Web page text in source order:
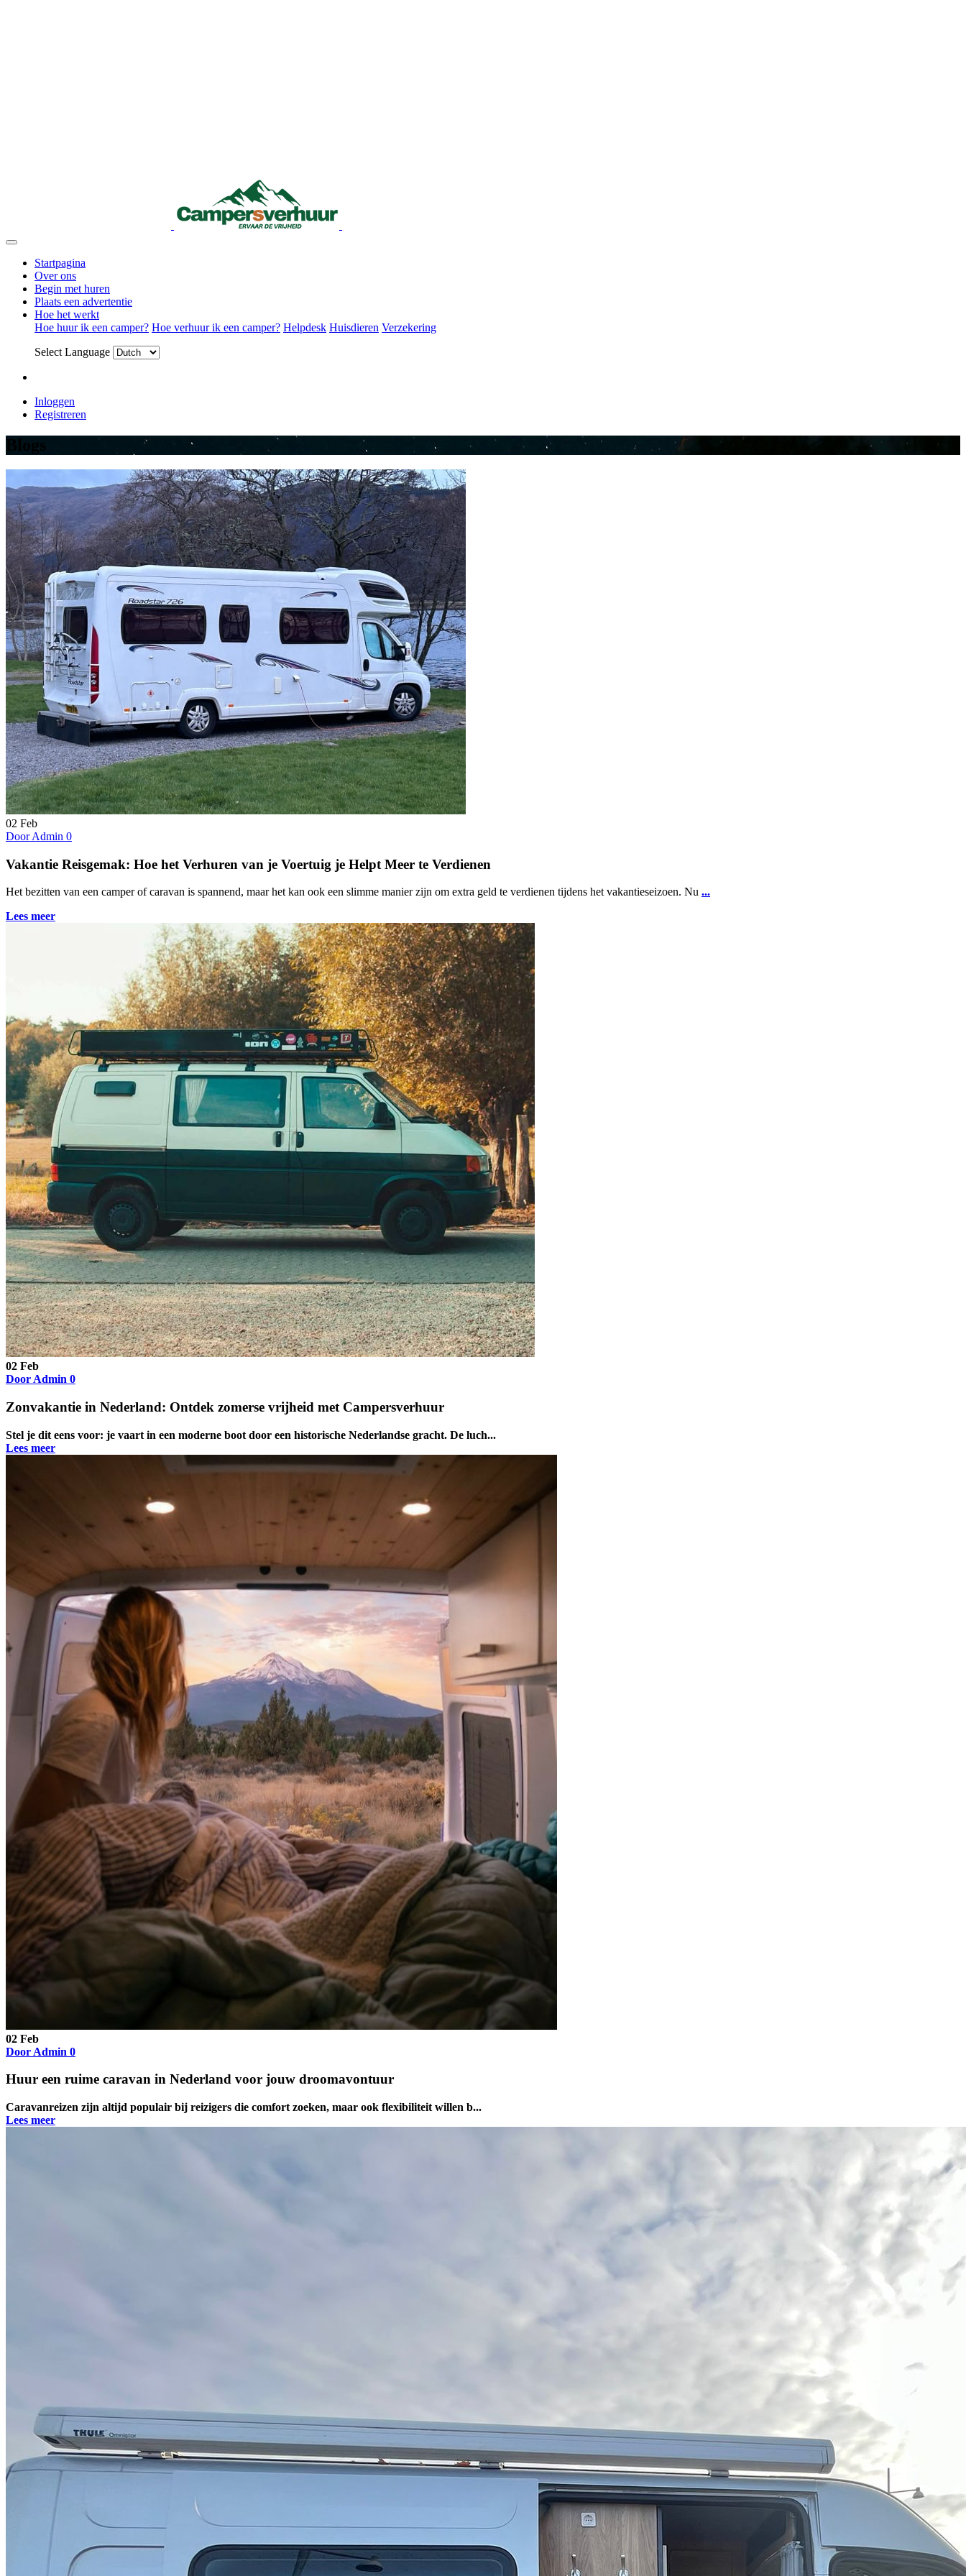
Startpagina
Over ons
Begin met huren
Plaats een advertentie
Hoe het werkt
Hoe huur ik een camper? Hoe verhuur ik een camper? Helpdesk Huisdieren Verzekering
Select Language
Inloggen
Registreren
Blogs
02 Feb
Door Admin 0
Vakantie Reisgemak: Hoe het Verhuren van je Voertuig je Helpt Meer te Verdienen
Het bezitten van een camper of caravan is spannend, maar het kan ook een slimme manier zijn om extra geld te verdienen tijdens het vakantieseizoen. Nu ...
Lees meer
02 Feb
Door Admin 0
Zonvakantie in Nederland: Ontdek zomerse vrijheid met Campersverhuur
Stel je dit eens voor: je vaart in een moderne boot door een historische Nederlandse gracht. De luch...
Lees meer
02 Feb
Door Admin 0
Huur een ruime caravan in Nederland voor jouw droomavontuur
Caravanreizen zijn altijd populair bij reizigers die comfort zoeken, maar ook flexibiliteit willen b...
Lees meer